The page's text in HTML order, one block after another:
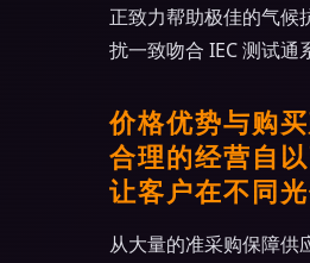
正致力帮助极佳的气
扰一致吻合 IEC 测试通
价格优势与购
合理的经营自
让客户在不同
从大量的准采购保障